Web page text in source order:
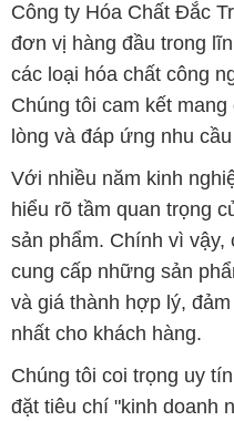
Công ty Hóa Chất Đắc
đơn vị hàng đầu trong
các loại hóa chất công
Chúng tôi cam kết
lòng và đáp ứng nhu
Với nhiều năm kinh
hiểu rõ tầm quan trọng
sản phẩm. Chính vì vậy,
cung cấp những sản
và giá thành hợp lý,
nhất cho khách hàng.
Chúng tôi coi trọng uy
đặt tiêu chí "kinh doanh